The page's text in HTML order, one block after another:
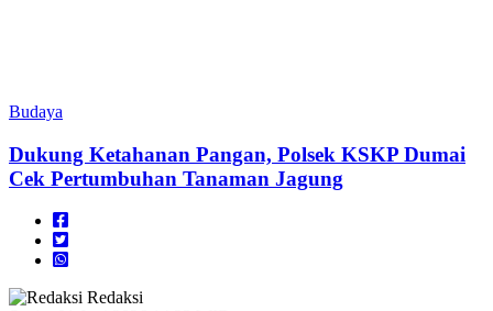
Budaya
Dukung Ketahanan Pangan, Polsek KSKP Dumai
Cek Pertumbuhan Tanaman Jagung
Redaksi